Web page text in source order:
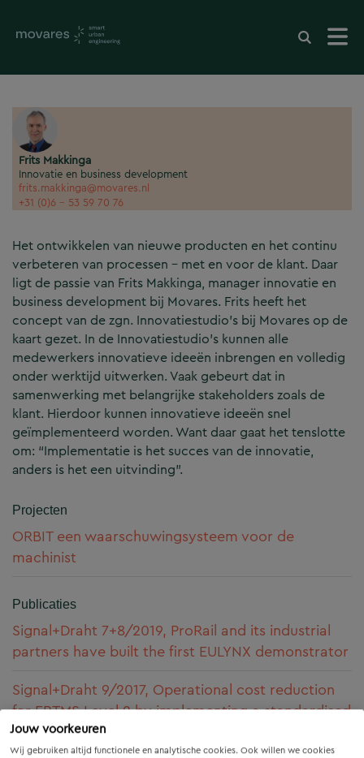
Jouw voorkeuren
Wij gebruiken altijd functionele en analytische cookies. Ook willen we cookies
Het ontwikkelen van nieuwe producten en het continu
verbeteren van processen – met en voor de klant. Daar
ligt de passie van Frits Makkinga, manager innovatie en
business development bij Movares. Frits heeft het
concept van de zgn. Innovatiestudio’s bij Movares op de
kaart gezet. In de Innovatiestudio’s kunnen alle
medewerkers innovatieve ideeën inbrengen en volledig
onder werktijd uitwerken. Vaak gebeurt dat in
samenwerking met belangrijke stakeholders zoals de
klant. Hierdoor kunnen innovatieve ideeën snel
geïmplementeerd worden. Want daar gaat het tenslotte
om: “Implementatie is het succes van de innovatie,
anders is het een uitvinding”.
Projecten
ORBIT een waarschuwingsysteem voor de
machinist
Publicaties
Signal+Draht 7+8/2019, ProRail and its industrial
partners have built the first EULYNX demonstrator
Signal+Draht 9/2017, Operational cost reduction
for ERTMS Level 2 by implementing a standardised
interlocking interface
Frits Makkinga
Innovatie en business development
frits.makkinga@movares.nl
+31 (0)6 - 53 59 70 76